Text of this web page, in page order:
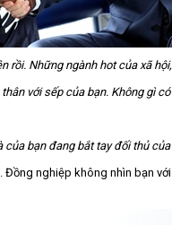
Những ngành hot của xã
với sếp của bạn. Không gì
bạn đang bắt tay đối thủ
nghiệp không nhìn bạn